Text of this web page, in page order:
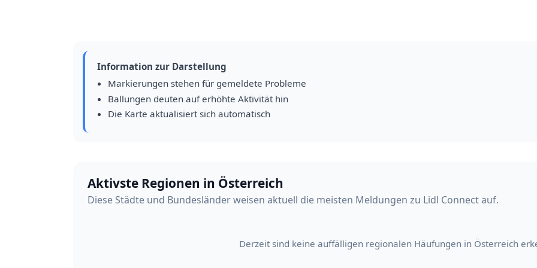
Information zur Darstellung
Markierungen stehen für gemeldete Probleme
Ballungen deuten auf erhöhte Aktivität hin
Die Karte aktualisiert sich automatisch
Aktivste Regionen in Österreich
Diese Städte und Bundesländer weisen aktuell die meisten Meldungen zu Lidl Connect auf.
Derzeit sind keine auffälligen regionalen Häufungen in Österreich